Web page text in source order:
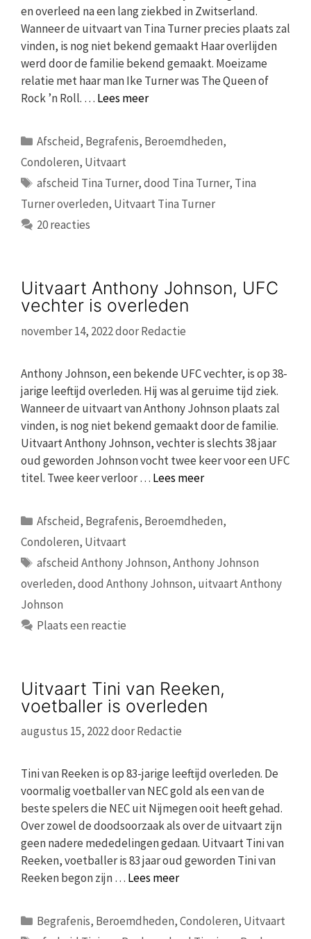
en overleed na een lang ziekbed in Zwitserland.
Wanneer de uitvaart van Tina Turner precies plaats zal
vinden, is nog niet bekend gemaakt Haar overlijden
werd door de familie bekend gemaakt. Moeizame
relatie met haar man Ike Turner was The Queen of
Rock ’n Roll. … Lees meer
Categorieën
Afscheid, Begrafenis, Beroemdheden,
Condoleren, Uitvaart
Tags
afscheid Tina Turner,dood Tina Turner, Tina
Turner overleden, Uitvaart Tina Turner
20 reacties
Uitvaart Anthony Johnson, UFC
vechter is overleden
november 14, 2022doorRedactie
Anthony Johnson, een bekende UFC vechter, is op 38-
jarige leeftijd overleden. Hij was al geruime tijd ziek.
Wanneer de uitvaart van Anthony Johnson plaats zal
vinden, is nog niet bekend gemaakt door de familie.
Uitvaart Anthony Johnson, vechter is slechts 38 jaar
oud geworden Johnson vocht twee keer voor een UFC
titel. Twee keer verloor … Lees meer
Categorieën
Afscheid, Begrafenis, Beroemdheden,
Condoleren, Uitvaart
Tags
afscheid Anthony Johnson,Anthony Johnson
overleden,dood Anthony Johnson, uitvaart Anthony
Johnson
Plaats een reactie
Uitvaart Tini van Reeken,
voetballer is overleden
augustus 15, 2022doorRedactie
Tini van Reeken is op 83-jarige leeftijd overleden. De
voormalig voetballer van NEC gold als een van de
beste spelers die NEC uit Nijmegen ooit heeft gehad.
Over zowel de doodsoorzaak als over de uitvaart zijn
geen nadere mededelingen gedaan. Uitvaart Tini van
Reeken, voetballer is 83 jaar oud geworden Tini van
Reeken begon zijn … Lees meer
Categorieën
Begrafenis, Beroemdheden,Condoleren, Uitvaart